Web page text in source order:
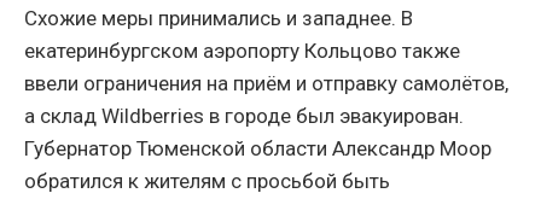
Схожие меры принимались и западнее. В
екатеринбургском аэропорту Кольцово также
ввели ограничения на приём и отправку самолётов,
а склад Wildberries в городе был эвакуирован.
Губернатор Тюменской области Александр Моор
обратился к жителям с просьбой быть